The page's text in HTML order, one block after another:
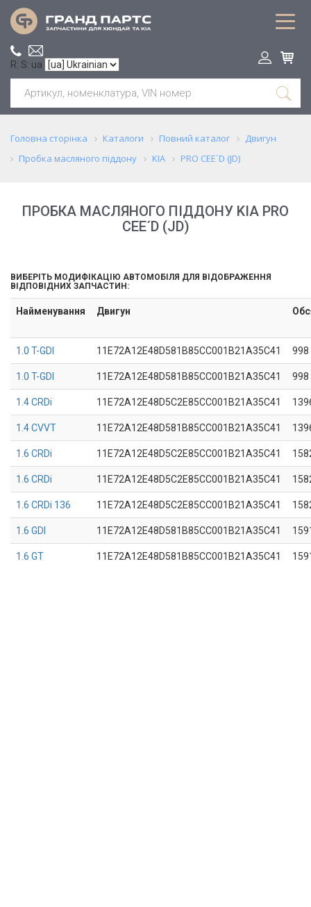
R: S: ua
Головна сторінка Каталоги Повний каталог
Двигун
Пробка масляного піддону
KIA PRO CEE´D (JD)
ПРОБКА МАСЛЯНОГО ПІДДОНУ KIA PRO
CEE´D (JD)
ВИБЕРІТЬ МОДИФІКАЦІЮ АВТОМОБІЛЯ ДЛЯ ВІДОБРАЖЕННЯ
ВІДПОВІДНИХ ЗАПЧАСТИН:
Найменування Двигун
1.0 T-GDI 11E72A12E48D581B85CC001B21A35C41 998
1.0 T-GDI 11E72A12E48D581B85CC001B21A35C41 998
1.4 CRDi 11E72A12E48D5C2E85CC001B21A35C41
1.4 CVVT 11E72A12E48D581B85CC001B21A35C41
1.6 CRDi 11E72A12E48D5C2E85CC001B21A35C41
1.6 CRDi 11E72A12E48D5C2E85CC001B21A35C41
1.6 CRDi 136 11E72A12E48D5C2E85CC001B21A35C41
1.6 GDI 11E72A12E48D581B85CC001B21A35C41
1.6 GT 11E72A12E48D581B85CC001B21A35C41